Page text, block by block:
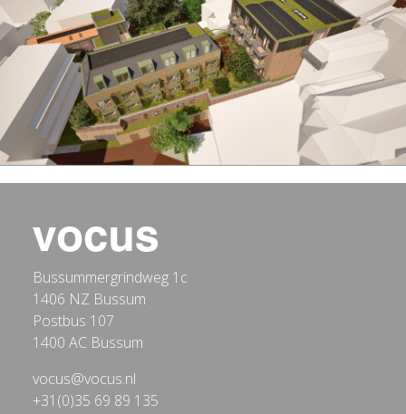
Bussummergrindweg 1c
1406 NZ Bussum
Postbus 107
1400 AC Bussum
vocus@vocus.nl
+31(0)35 69 89 135